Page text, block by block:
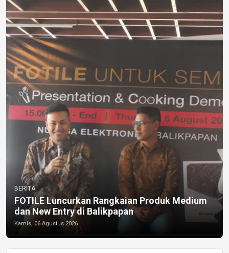
BERITA
FOTILE Luncurkan Rangkaian Produk Medium
dan New Entry di Balikpapan
Kamis, 06 Agustus 2026